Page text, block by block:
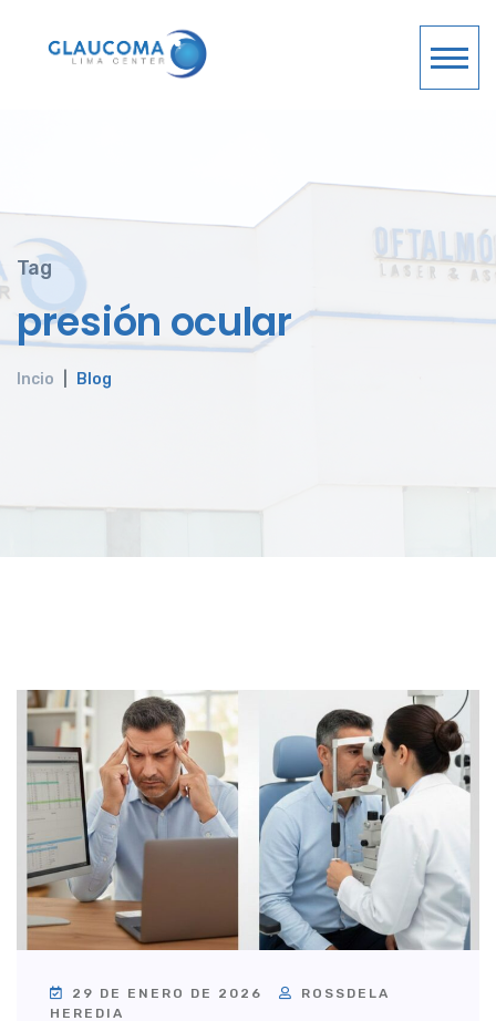
Tag
presión ocular
Incio Blog
29 DE ENERO DE 2026
ROSSDELA
HEREDIA